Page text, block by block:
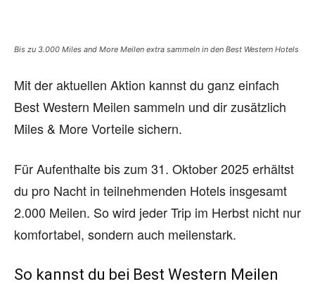
Bis zu 3.000 Miles and More Meilen extra sammeln in den Best Western Hotels
Mit der aktuellen Aktion kannst du ganz einfach
Best Western Meilen sammeln und dir zusätzlich
Miles & More Vorteile sichern.
Für Aufenthalte bis zum 31. Oktober 2025 erhältst
du pro Nacht in teilnehmenden Hotels insgesamt
2.000 Meilen. So wird jeder Trip im Herbst nicht nur
komfortabel, sondern auch meilenstark.
So kannst du bei Best Western Meilen